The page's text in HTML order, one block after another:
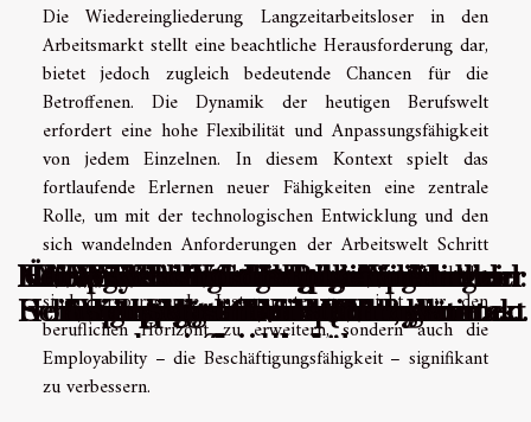
Die Wiedereingliederung Langzeitarbeitsloser in den
Arbeitsmarkt stellt eine beachtliche Herausforderung dar,
bietet jedoch zugleich bedeutende Chancen für die
Betroffenen. Die Dynamik der heutigen Berufswelt
erfordert eine hohe Flexibilität und Anpassungsfähigkeit
von jedem Einzelnen. In diesem Kontext spielt das
fortlaufende Erlernen neuer Fähigkeiten eine zentrale
Rolle, um mit der technologischen Entwicklung und den
sich wandelnden Anforderungen der Arbeitswelt Schritt
halten zu können. Umschulungsprogramme und Praktika
sind hervorragende Instrumente, um nicht nur den
beruflichen Horizont zu erweitern, sondern auch die
Employability – die Beschäftigungsfähigkeit – signifikant
zu verbessern.
Wie Sie durch eine professionelle
Schulung zur Wimpernstylistin
werden
Effektive Behandlungsstrategien und
Heilungsprozess nach Quallenkontakt
Neue Methoden zur Regeneration der
Haut über Nacht
Effiziente Methoden zur
Schimmelprävention in Wohnräumen
Ökologische Vorteile von Wanduhren
aus natürlichen Materialien
Wie hohe Schuhe diskret die
Körpergröße von Männern
beeinflussen können
Heilsteine in der alternativen Medizin:
Wirkung und Anwendung von
Amethyst
Wirksame Strategien für eine
nachhaltige Gewichtsabnahme
Verantwortungsvolles Spielen:
Strategien zur Vermeidung von
Spielsucht
Die psychologischen Auswirkungen
von Sportwetten: Verstehen, wann es
zu viel wird
Was sind die Folgen der
Selbstmedikation ?